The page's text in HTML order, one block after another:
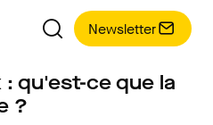
Newsletter
qu'est-ce que la
?